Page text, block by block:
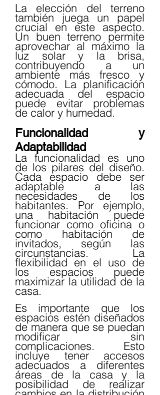
La elección del terreno
también juega un papel
crucial en este aspecto.
Un buen terreno permite
aprovechar al máximo la
luz solar y la brisa,
contribuyendo a un
ambiente más fresco y
cómodo. La planificación
adecuada del espacio
puede evitar problemas
de calor y humedad.
Funcionalidad y
Adaptabilidad
La funcionalidad es uno
de los pilares del diseño.
Cada espacio debe ser
adaptable a las
necesidades de los
habitantes. Por ejemplo,
una habitación puede
funcionar como oficina o
como habitación de
invitados, según las
circunstancias. La
flexibilidad en el uso de
los espacios puede
maximizar la utilidad de la
casa.
Es importante que los
espacios estén diseñados
de manera que se puedan
modificar sin
complicaciones. Esto
incluye tener accesos
adecuados a diferentes
áreas de la casa y la
posibilidad de realizar